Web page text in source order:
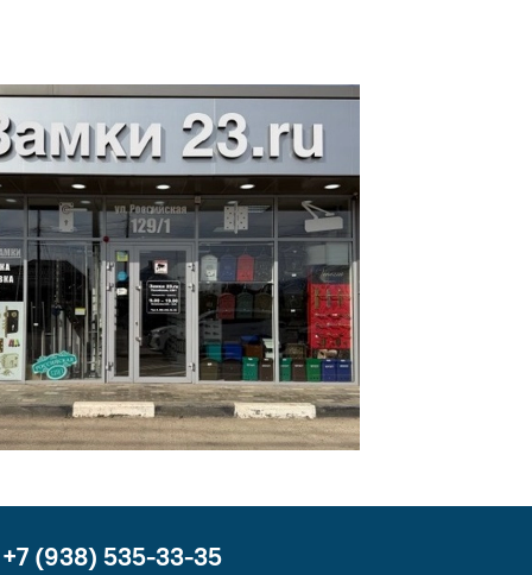
+7 (938) 535-33-35